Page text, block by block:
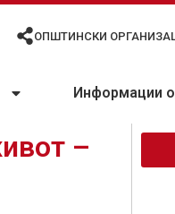
ОПШТИНСКИ
Информации
–